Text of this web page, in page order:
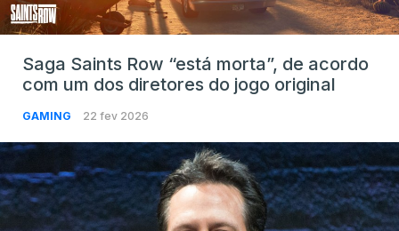
Saga Saints Row “está morta”, de acordo
com um dos diretores do jogo original
GAMING 22 fev 2026